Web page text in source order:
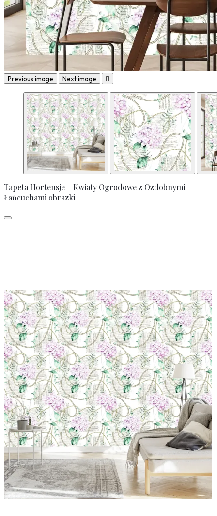
Previous image Next image 
Tapeta Hortensje – Kwiaty Ogrodowe z Ozdobnymi
Łańcuchami obrazki